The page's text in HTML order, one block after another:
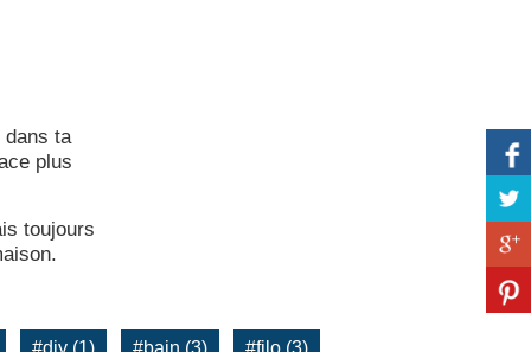
Rangement
Linge
Soins de beauté
dans ta
plus
toujours
#diy (1) #bain (3) #filo (3)